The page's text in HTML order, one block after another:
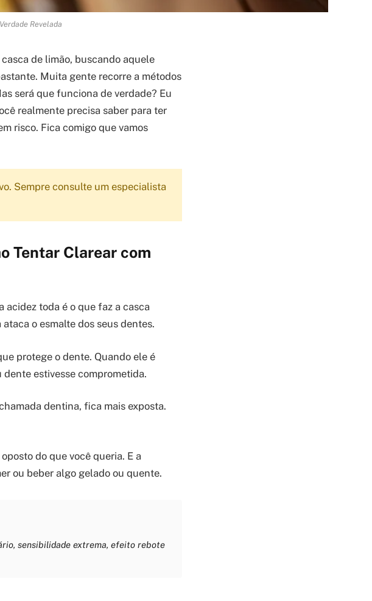
Revelada
de limão, buscando aquele
Muita gente recorre a métodos
será que funciona de verdade? Eu
realmente precisa saber para ter
risco. Fica comigo que vamos
Sempre consulte um especialista
Tentar Clarear com
acidez toda é o que faz a casca
o esmalte dos seus dentes.
protege o dente. Quando ele é
dente estivesse comprometida.
dentina, fica mais exposta.
do que você queria. E a
ou beber algo gelado ou quente.
sensibilidade extrema, efeito rebote